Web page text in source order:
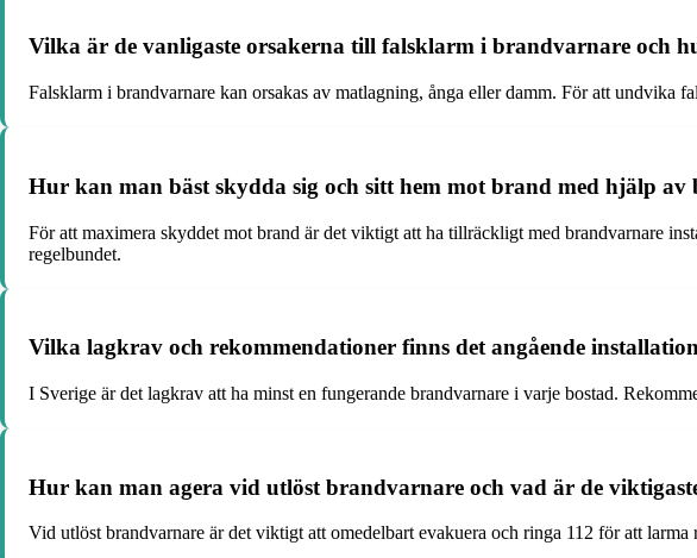
Vilka är de vanligaste orsakerna till falsklarm i brandvarnare och
Falsklarm i brandvarnare kan orsakas av matlagning, ånga eller damm. För att undvika
Hur kan man bäst skydda sig och sitt hem mot brand med hjälp
För att maximera skyddet mot brand är det viktigt att ha tillräckligt med brandvarnare
regelbundet.
Vilka lagkrav och rekommendationer finns det angående
I Sverige är det lagkrav att ha minst en fungerande brandvarnare i varje bostad.
Hur kan man agera vid utlöst brandvarnare och vad är de
Vid utlöst brandvarnare är det viktigt att omedelbart evakuera och ringa 112 för att